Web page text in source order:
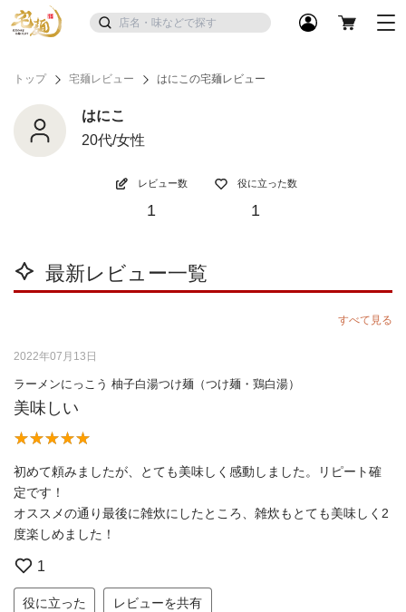
トップ 宅麺レビュー はにこの宅麺レビュー
はにこ
20代/女性
レビュー数
1
役に立った数
1
最新レビュー一覧
すべて見る
2022年07月13日
ラーメンにっこう 柚子白湯つけ麺（つけ麺・鶏白湯）
美味しい
初めて頼みましたが、とても美味しく感動しました。リピート確
定です！
オススメの通り最後に雑炊にしたところ、雑炊もとても美味しく2
度楽しめました！
1
役に立った レビューを共有